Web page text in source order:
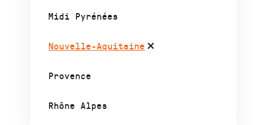
Midi Pyrénées
Nouvelle-Aquitaine
Provence
Rhône Alpes